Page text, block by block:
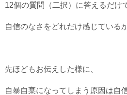
12個の質問（二択）に答えるだけ
自信のなさをどれだけ感じている
先ほどもお伝えした様に、
自暴自棄になってしまう原因は自